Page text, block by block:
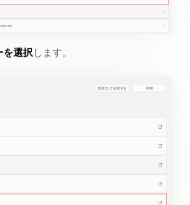
を選択します。